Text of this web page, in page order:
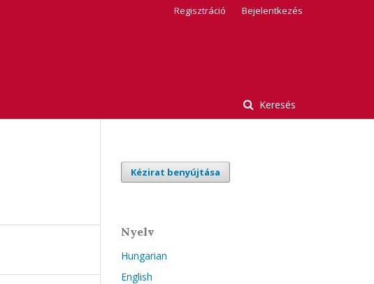
Keresés
Regisztráció Bejelentkezés
Kézirat benyújtása
Nyelv
Hungarian
English